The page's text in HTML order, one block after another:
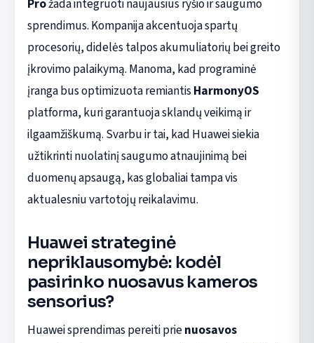
Prožada integruoti naujausius ryšio ir saugumo
sprendimus. Kompanija akcentuoja spartų
procesorių, didelės talpos akumuliatorių bei greito
įkrovimo palaikymą. Manoma, kad programinė
įranga bus optimizuota remiantisHarmonyOS
platforma, kuri garantuoja sklandų veikimą ir
ilgaamžiškumą. Svarbu ir tai, kad Huawei siekia
užtikrinti nuolatinį saugumo atnaujinimą bei
duomenų apsaugą, kas globaliai tampa vis
aktualesniu vartotojų reikalavimu.
Huawei strateginė
nepriklausomybė: kodėl
pasirinko nuosavus kameros
sensorius?
Huawei sprendimas pereiti prienuosavos